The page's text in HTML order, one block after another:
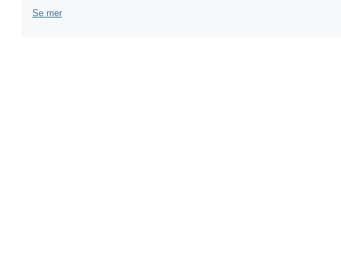
Se mer